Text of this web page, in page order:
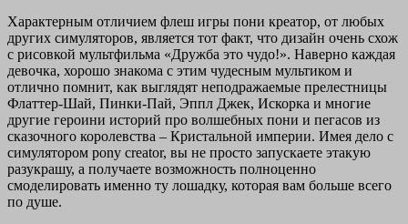
Характерным отличием флеш игры пони креатор, от любых
других симуляторов, является тот факт, что дизайн очень схож
с рисовкой мультфильма «Дружба это чудо!». Наверно каждая
девочка, хорошо знакома с этим чудесным мультиком и
отлично помнит, как выглядят неподражаемые прелестницы
Флаттер-Шай, Пинки-Пай, Эппл Джек, Искорка и многие
другие героини историй про волшебных пони и пегасов из
сказочного королевства – Кристальной империи. Имея дело с
симулятором pony creator, вы не просто запускаете этакую
разукрашу, а получаете возможность полноценно
смоделировать именно ту лошадку, которая вам больше всего
по душе.